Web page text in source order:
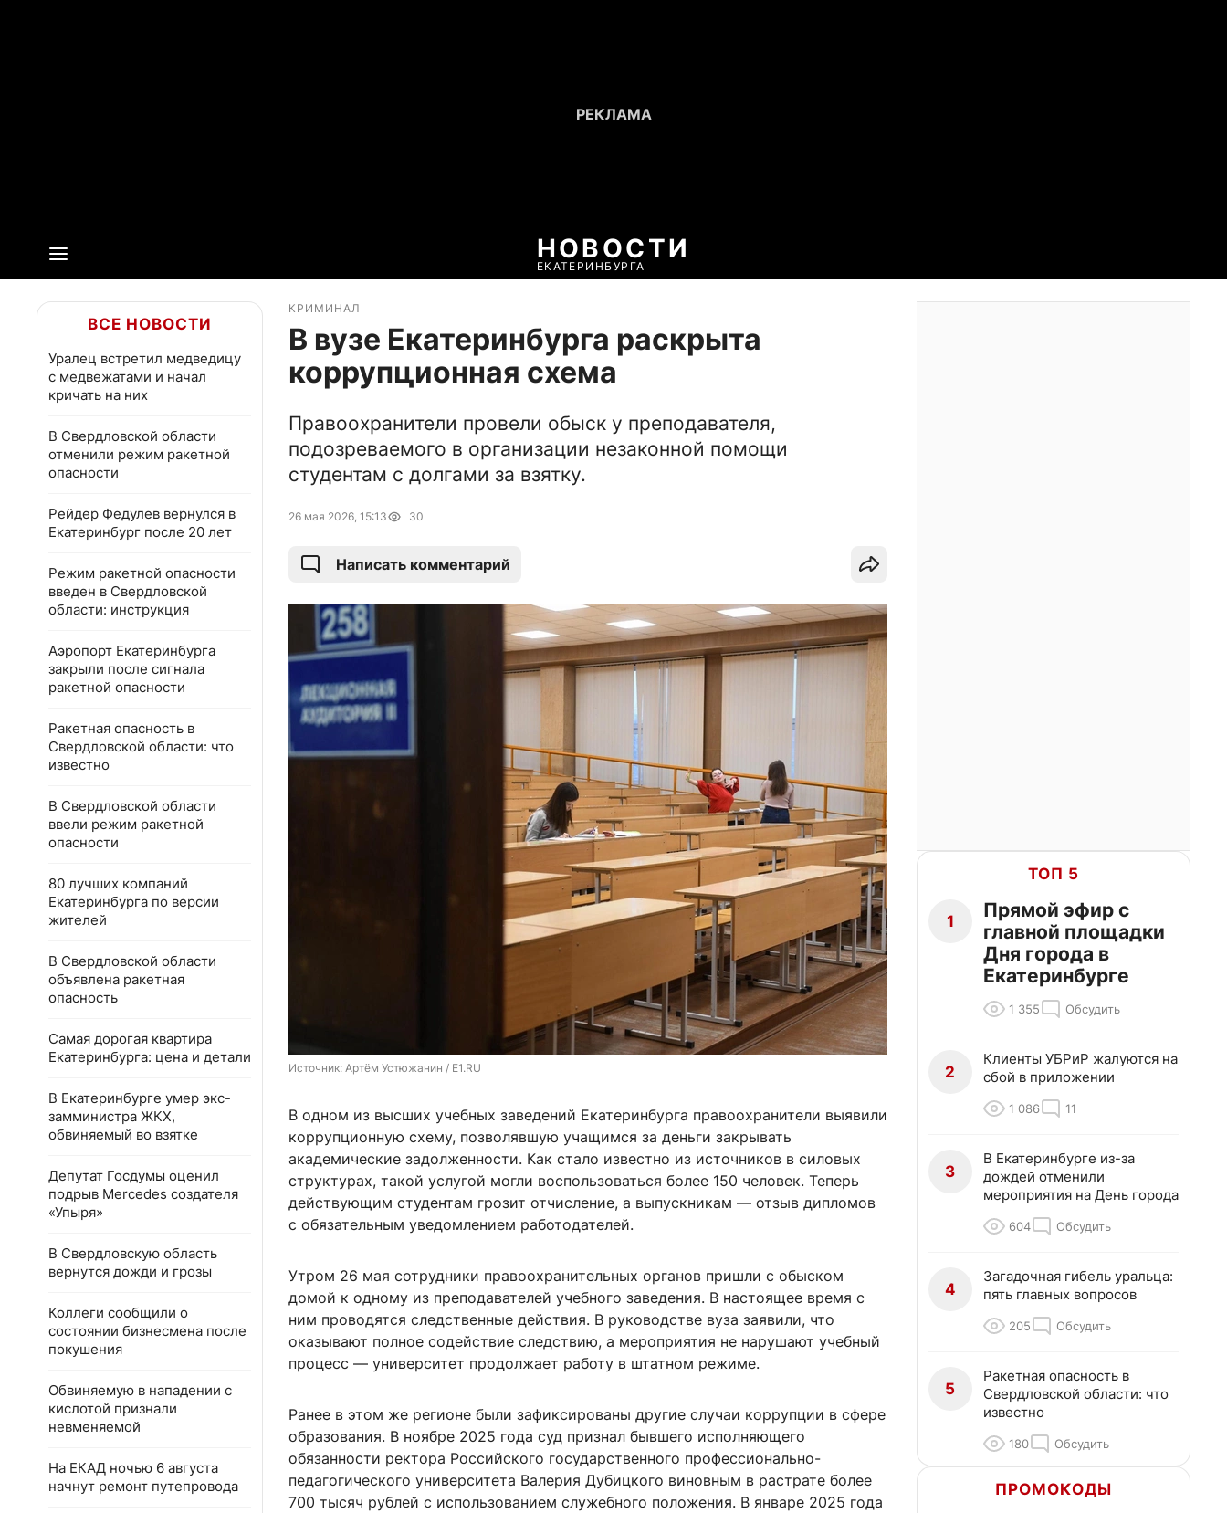
НОВОСТИ
ЕКАТЕРИНБУРГА
ВСЕ НОВОСТИ
Уралец встретил медведицу
с медвежатами и начал
кричать на них
В Свердловской области
отменили режим ракетной
опасности
Рейдер Федулев вернулся в
Екатеринбург после 20 лет
Режим ракетной опасности
введен в Свердловской
области: инструкция
Аэропорт Екатеринбурга
закрыли после сигнала
ракетной опасности
Ракетная опасность в
Свердловской области: что
известно
В Свердловской области
ввели режим ракетной
опасности
80 лучших компаний
Екатеринбурга по версии
жителей
В Свердловской области
объявлена ракетная
опасность
Самая дорогая квартира
Екатеринбурга: цена и детали
В Екатеринбурге умер экс-
замминистра ЖКХ,
обвиняемый во взятке
Депутат Госдумы оценил
подрыв Mercedes создателя
«Упыря»
В Свердловскую область
вернутся дожди и грозы
Коллеги сообщили о
состоянии бизнесмена после
покушения
Обвиняемую в нападении с
кислотой признали
невменяемой
На ЕКАД ночью 6 августа
начнут ремонт путепровода
КРИМИНАЛ
В вузе Екатеринбурга раскрыта
коррупционная схема
Правоохранители провели обыск у преподавателя,
подозреваемого в организации незаконной помощи
студентам с долгами за взятку.
26 мая 2026, 15:13 30
Написать комментарий
Источник: Артём Устюжанин / E1.RU
В одном из высших учебных заведений Екатеринбурга правоохранители выявили
коррупционную схему, позволявшую учащимся за деньги закрывать
академические задолженности. Как стало известно из источников в силовых
структурах, такой услугой могли воспользоваться более 150 человек. Теперь
действующим студентам грозит отчисление, а выпускникам — отзыв дипломов
с обязательным уведомлением работодателей.
Утром 26 мая сотрудники правоохранительных органов пришли с обыском
домой к одному из преподавателей учебного заведения. В настоящее время с
ним проводятся следственные действия. В руководстве вуза заявили, что
оказывают полное содействие следствию, а мероприятия не нарушают учебный
процесс — университет продолжает работу в штатном режиме.
Ранее в этом же регионе были зафиксированы другие случаи коррупции в сфере
образования. В ноябре 2025 года суд признал бывшего исполняющего
обязанности ректора Российского государственного профессионально-
педагогического университета Валерия Дубицкого виновным в растрате более
700 тысяч рублей с использованием служебного положения. В январе 2025 года
ТОП 5
1
Прямой эфир с
главной площадки
Дня города в
Екатеринбурге
1 355 Обсудить
2
Клиенты УБРиР жалуются на
сбой в приложении
1 086 11
3
В Екатеринбурге из-за
дождей отменили
мероприятия на День города
604 Обсудить
4
Загадочная гибель уральца:
пять главных вопросов
205 Обсудить
5
Ракетная опасность в
Свердловской области: что
известно
180 Обсудить
ПРОМОКОДЫ